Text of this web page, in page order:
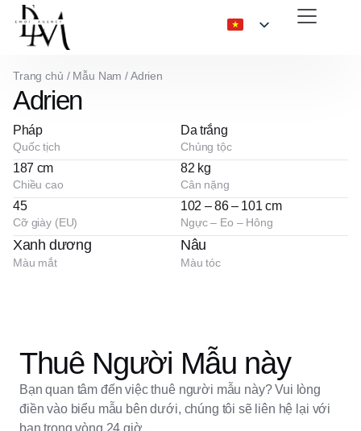
Trang chủ / Mẫu Nam /Adrien
Adrien
Pháp
Quốc tịch
Da trắng
Chủng tộc
187 cm
Chiều cao
82 kg
Cân nặng
45
Cỡ giày (EU)
102 – 86 – 101 cm
Ngực – Eo – Hông
Xanh dương
Màu mắt
Nâu
Màu tóc
Thuê Người Mẫu này
Bạn quan tâm đến việc thuê người mẫu này? Vui lòng
điền vào biểu mẫu bên dưới, chúng tôi sẽ liên hệ lại với
bạn trong vòng 24 giờ.